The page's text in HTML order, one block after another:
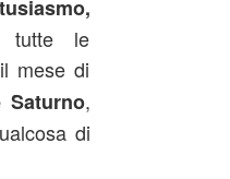
tutte le
mese di
Saturno,
di